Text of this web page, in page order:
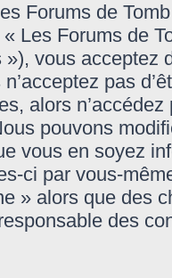
Forums de
Les Forums de
vous acceptez
pas
alors
pouvons
vous en soyez
ci par vous-
» alors que des
des